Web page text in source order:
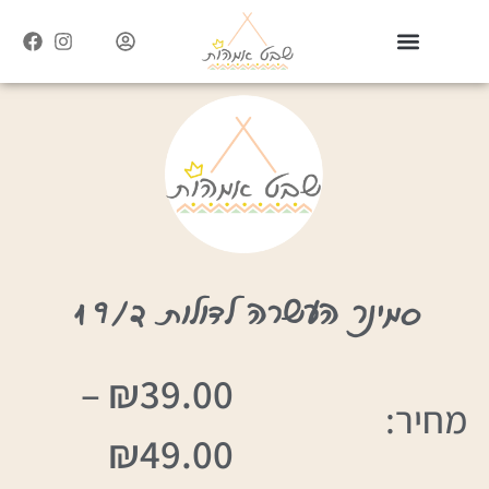
סמינר העשרה לדולות 19/2
מחיר: ₪39.00
–
₪49.00